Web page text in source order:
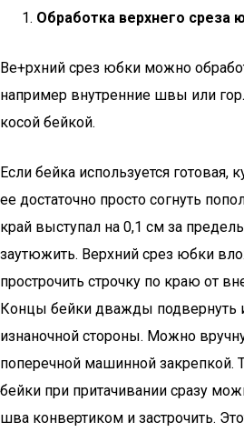
Обработка верхнего среза
Ве+рхний срез юбки можно
например внутренние швы или
косой бейкой.
Если бейка используется готовая,
ее достаточно просто согнуть
край выступал на 0,1 см за
заутюжить. Верхний срез юбки
прострочить строчку по краю от
Концы бейки дважды подвернуть
изнаночной стороны. Можно
поперечной машинной закрепкой.
бейки при притачивании сразу
шва конвертиком и застрочить.